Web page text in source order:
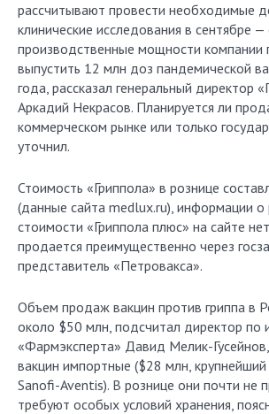
рассчитывают провести необходимые
клинические исследования в сентябре
производственные мощности компании
выпустить 12 млн доз пандемической
года, рассказал генеральный директор
Аркадий Некрасов. Планируется ли
коммерческом рынке или только
уточнил.
Стоимость «Гриппола» в рознице
(данные сайта medlux.ru), информации о
стоимости «Гриппола плюс» на сайте
продается преимущественно через
представитель «Петровакса».
Объем продаж вакцин против гриппа в
около $50 млн, подсчитал директор по
«Фармэксперта» Давид Мелик-
вакцин импортные ($28 млн,
Sanofi-Aventis). В рознице они почти не
требуют особых условий хранения,